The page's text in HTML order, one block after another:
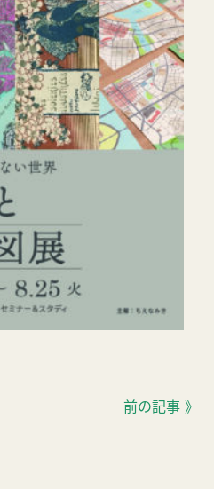
前の記事 》